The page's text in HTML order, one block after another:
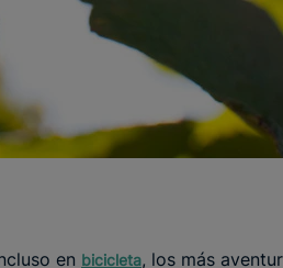
en bicicleta, los más